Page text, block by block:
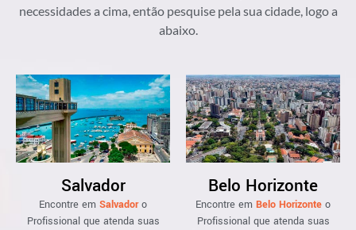
necessidades a cima, então pesquise pela sua cidade, logo a
abaixo.
Salvador
Encontre em Salvadoro
Profissional que atenda suas
Belo Horizonte
Encontre em Belo Horizonte o
Profissional que atenda suas